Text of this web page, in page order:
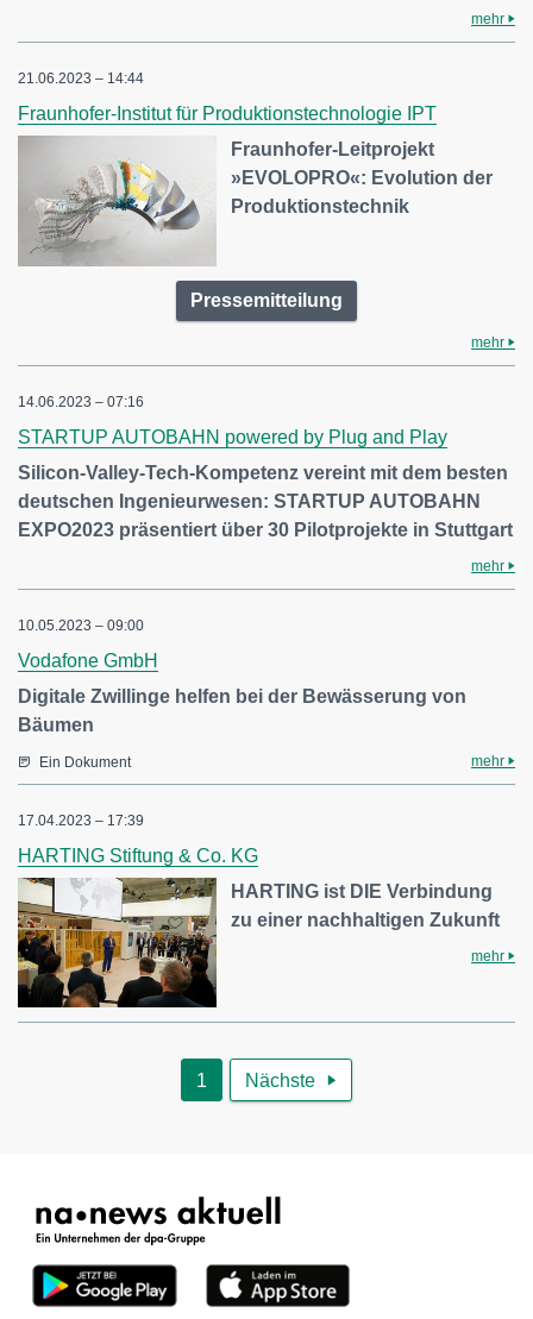
mehr
21.06.2023 – 14:44
Fraunhofer-Institut für Produktionstechnologie IPT
Fraunhofer-Leitprojekt
»EVOLOPRO«: Evolution der
Produktionstechnik
Pressemitteilung
mehr
14.06.2023 – 07:16
STARTUP AUTOBAHN powered by Plug and Play
Silicon-Valley-Tech-Kompetenz vereint mit dem besten
deutschen Ingenieurwesen: STARTUP AUTOBAHN
EXPO2023 präsentiert über 30 Pilotprojekte in Stuttgart
mehr
10.05.2023 – 09:00
Vodafone GmbH
Digitale Zwillinge helfen bei der Bewässerung von
Bäumen
Ein Dokument mehr
17.04.2023 – 17:39
HARTING Stiftung & Co. KG
HARTING ist DIE Verbindung
zu einer nachhaltigen Zukunft
mehr
1 Nächste 